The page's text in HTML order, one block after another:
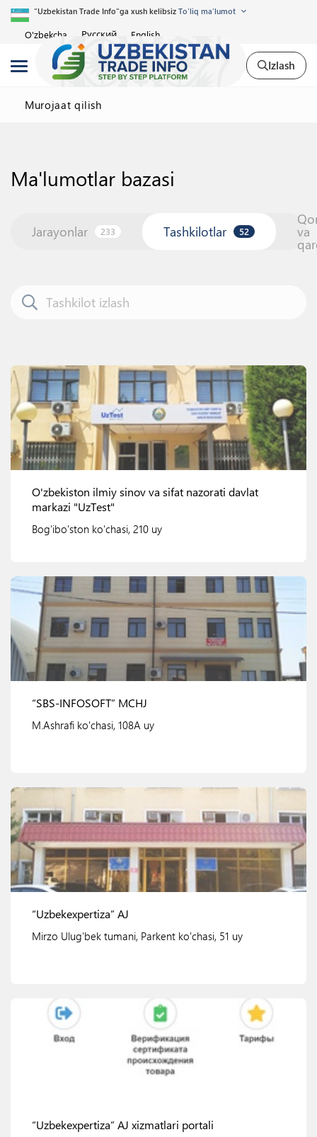
"Uzbekistan Trade Info"ga xush kelibsiz To'liq ma'lumot
O'zbekcha Русский English
Izlash
Murojaat qilish
Ma'lumotlar bazasi
Jarayonlar 233 Tashkilotlar 52 va
O'zbekiston ilmiy sinov va sifat nazorati davlat
markazi "UzTest"
Bog'ibo'ston ko'chasi, 210 uy
Ko'rish
“SBS-INFOSOFT” MCHJ
M.Ashrafi ko'chasi, 108A uy
Ko'rish
“Uzbekexpertiza” AJ
Mirzo Ulug'bek tumani, Parkent ko'chasi, 51 uy
Ko'rish
“Uzbekexpertiza” AJ xizmatlari portali